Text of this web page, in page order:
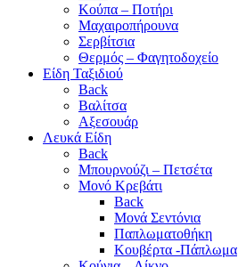
Κούπα – Ποτήρι
Μαχαιροπήρουνα
Σερβίτσια
Θερμός – Φαγητοδοχείο
Είδη Ταξιδιού
Back
Βαλίτσα
Αξεσουάρ
Λευκά Είδη
Back
Μπουρνούζι – Πετσέτα
Μονό Κρεβάτι
Back
Μονά Σεντόνια
Παπλωματοθήκη
Κουβέρτα -Πάπλωμα